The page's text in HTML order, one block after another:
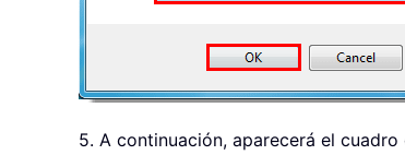
5. A continuación, aparecerá el